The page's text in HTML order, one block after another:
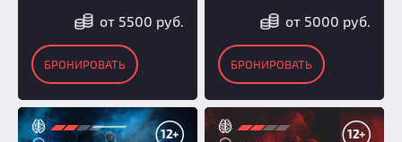
от 5500 руб.
БРОНИРОВАТЬ
от 5000 руб.
БРОНИРОВАТЬ
12+ 12+